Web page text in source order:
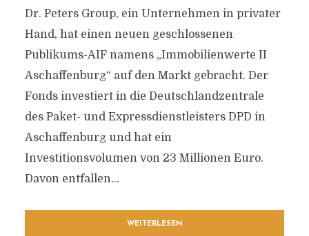
Dr. Peters Group, ein Unternehmen in privater
Hand, hat einen neuen geschlossenen
Publikums-AIF namens „Immobilienwerte II
Aschaffenburg“ auf den Markt gebracht. Der
Fonds investiert in die Deutschlandzentrale
des Paket- und Expressdienstleisters DPD in
Aschaffenburg und hat ein
Investitionsvolumen von 23 Millionen Euro.
Davon entfallen...
WEITERLESEN